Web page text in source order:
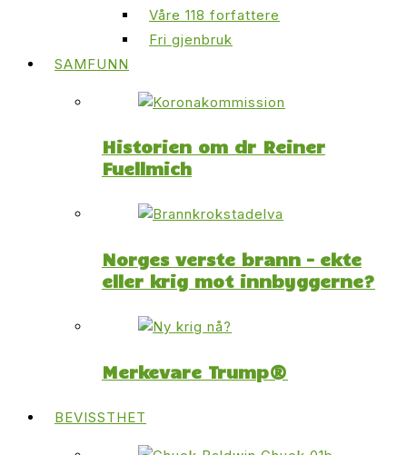
Våre 118 forfattere
Fri gjenbruk
SAMFUNN
Historien om dr Reiner
Fuellmich
Norges verste brann – ekte
eller krig mot innbyggerne?
Merkevare Trump®
BEVISSTHET